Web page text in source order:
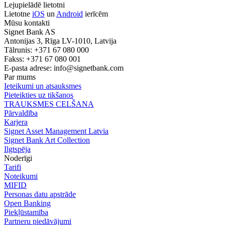
Lejupielādē lietotni
Lietotne iOS un Android ierīcēm
Mūsu kontakti
Signet Bank AS
Antonijas 3, Rīga LV-1010, Latvija
Tālrunis: +371 67 080 000
Fakss: +371 67 080 001
E-pasta adrese: info@signetbank.com
Par mums
Ieteikumi un atsauksmes
Pieteikties uz tikšanos
TRAUKSMES CELŠANA
Pārvaldība
Karjera
Signet Asset Management Latvia
Signet Bank Art Collection
Ilgtspēja
Noderīgi
Tarifi
Noteikumi
MIFID
Personas datu apstrāde
Open Banking
Piekļūstamība
Partneru piedāvājumi